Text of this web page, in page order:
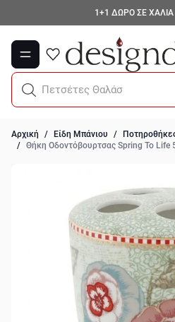
1+1 ΔΩΡΟ ΣΕ
Μετάβαση στο περιεχόμενο
0
Πετσέτες Θαλάσσης
Αρχική / Είδη Μπάνιου /
/ Θήκη Οδοντόβουρτσας Spring To Life